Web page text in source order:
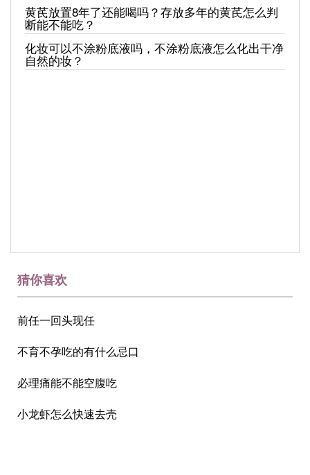
黄芪放置8年了还能喝吗？存放多年的黄芪怎么判
断能不能吃？
化妆可以不涂粉底液吗，不涂粉底液怎么化出干净
自然的妆？
猜你喜欢
前任一回头现任
不育不孕吃的有什么忌口
必理痛能不能空腹吃
小龙虾怎么快速去壳